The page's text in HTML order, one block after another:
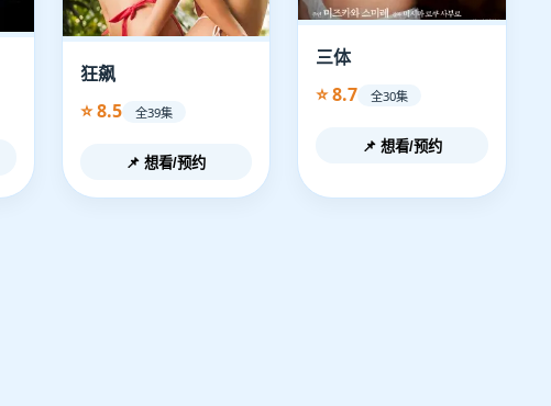
狂飙
⭐ 8.5
全39集
📌 想看/预约
三体
⭐ 8.7
全30集
📌 想看/预约